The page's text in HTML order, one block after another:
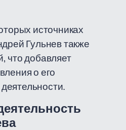
источниках
Гульнев также
что добавляет
о его